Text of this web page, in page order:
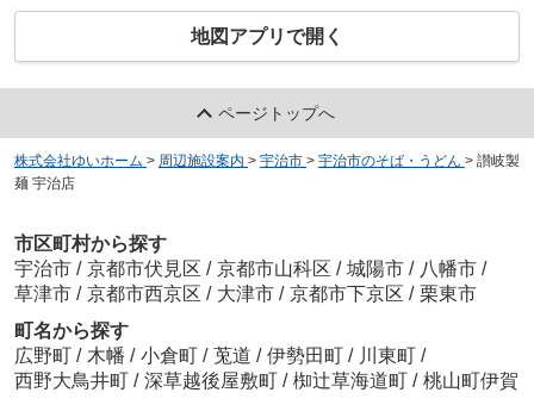
地図アプリで開く
ページトップへ
株式会社ゆいホーム > 周辺施設案内 > 宇治市 > 宇治市のそば・うどん > 讃岐製
麺 宇治店
市区町村から探す
宇治市 / 京都市伏見区 / 京都市山科区 / 城陽市 / 八幡市 /
草津市 / 京都市西京区 / 大津市 / 京都市下京区 / 栗東市
町名から探す
広野町 / 木幡 / 小倉町 / 莵道 / 伊勢田町 / 川東町 /
西野大鳥井町 / 深草越後屋敷町 / 椥辻草海道町 / 桃山町伊賀